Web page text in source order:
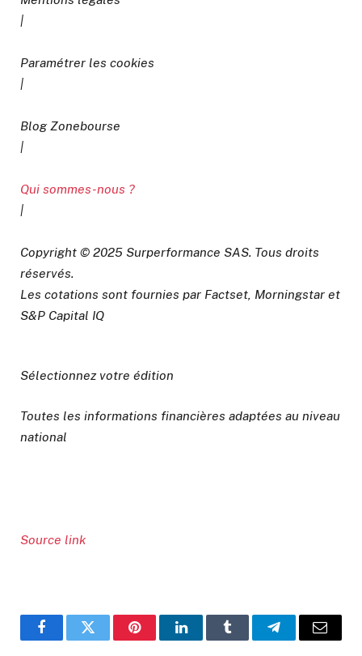
|
Paramétrer les cookies
|
Blog Zonebourse
|
Qui sommes-nous ?
|
Copyright © 2025 Surperformance SAS. Tous droits
réservés.
Les cotations sont fournies par Factset, Morningstar et
S&P Capital IQ
Sélectionnez votre édition
Toutes les informations financières adaptées au niveau
national
Source link
FacebookTwitter PinterestLinkedInTumblr TelegramEmail